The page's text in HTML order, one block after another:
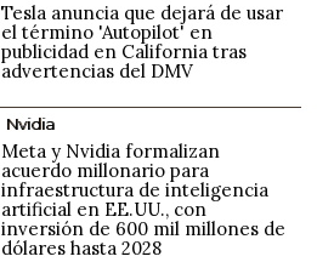
Tesla anuncia que dejará de usar
el término 'Autopilot' en
publicidad en California tras
advertencias del DMV
Nvidia
Meta y Nvidia formalizan
acuerdo millonario para
infraestructura de inteligencia
artificial en EE.UU., con
inversión de 600 mil millones de
dólares hasta 2028